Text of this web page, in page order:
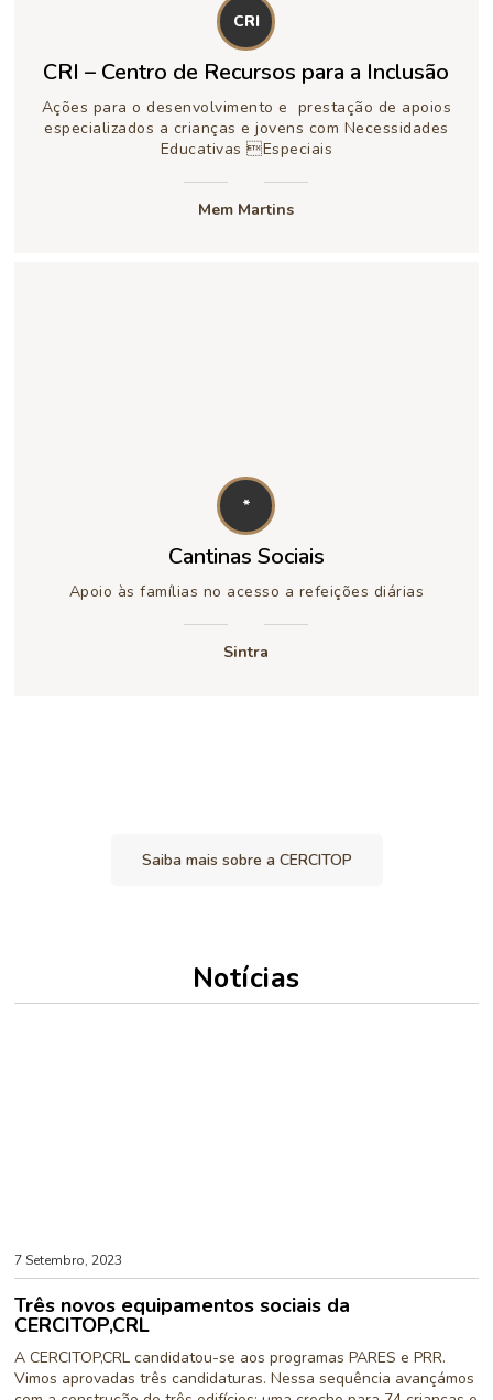
CRI
CRI – Centro de Recursos para a Inclusão
Ações para o desenvolvimento e prestação de apoios
especializados a crianças e jovens com Necessidades
Educativas Especiais
Mem Martins
*
Cantinas Sociais
Apoio às famílias no acesso a refeições diárias
Sintra
Saiba mais sobre a CERCITOP
Notícias
7 Setembro, 2023
Três novos equipamentos sociais da
CERCITOP,CRL
A CERCITOP,CRL candidatou-se aos programas PARES e PRR.
Vimos aprovadas três candidaturas. Nessa sequência avançámos